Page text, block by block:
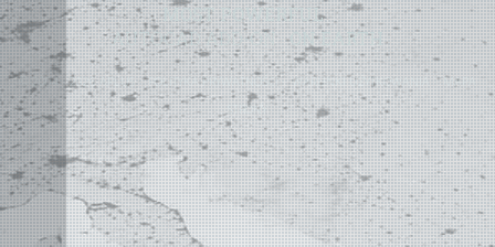
MOST POWERFUL
AUTOCAD ADD-ONON EARTH
©2004 - 2026 APLUS ·POLITYKA PRYWATNOŚCI·WARUNKI UŻYTKOWANIA·MAPA
STRONY